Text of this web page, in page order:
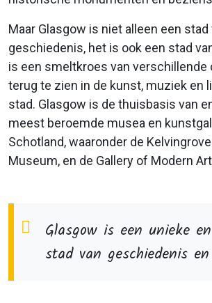
Maar Glasgow is niet alleen een stad
geschiedenis, het is ook een stad
is een smeltkroes van verschillende
terug te zien in de kunst, muziek en
stad. Glasgow is de thuisbasis van
meest beroemde musea en
Schotland, waaronder de
Museum, en de Gallery of Modern
Glasgow is een unieke
stad van geschiedenis